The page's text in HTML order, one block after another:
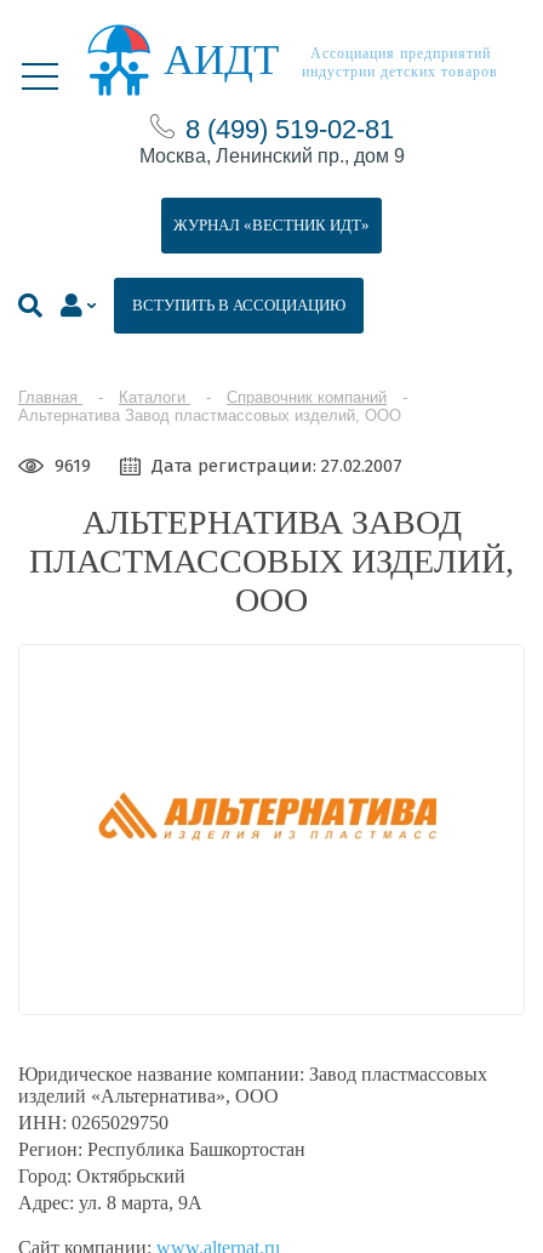
АИДТ
Ассоциация предприятий
индустрии детских товаров
8 (499) 519-02-81
Москва, Ленинский пр., дом 9
ВСТУПИТЬ В АССОЦИАЦИЮ
ЖУРНАЛ «ВЕСТНИК ИДТ»
Главная Каталоги
Справочник компаний
Альтернатива Завод пластмассовых изделий, ООО
9619 Дата регистрации: 27.02.2007
АЛЬТЕРНАТИВА ЗАВОД
ПЛАСТМАССОВЫХ ИЗДЕЛИЙ,
ООО
Юридическое название компании: Завод пластмассовых
изделий «Альтернатива», ООО
ИНН: 0265029750
Регион: Республика Башкортостан
Город: Октябрьский
Адрес: ул. 8 марта, 9А
Сайт компании: www.alternat.ru